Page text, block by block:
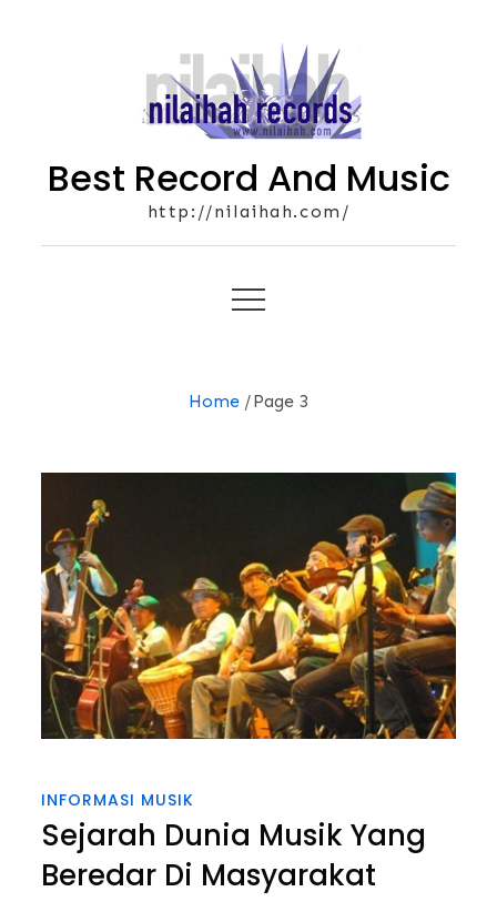
Best Record And Music
http://nilaihah.com/
Home Page 3
INFORMASI MUSIK
Sejarah Dunia Musik Yang
Beredar Di Masyarakat